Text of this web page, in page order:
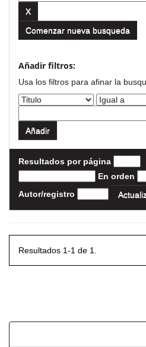
Comenzar nueva busqueda
Añadir filtros:
Usa los filtros para afinar la
Resultados por página
En orden
Autor/registro
Resultados 1-1 de 1.